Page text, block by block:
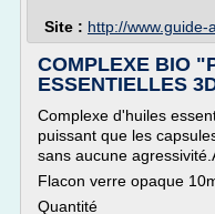
Site : http://
COMPLEXE BIO
ESSENTIELLES
Complexe d'huiles
puissant que les
sans aucune
Flacon verre opaque
Quantité